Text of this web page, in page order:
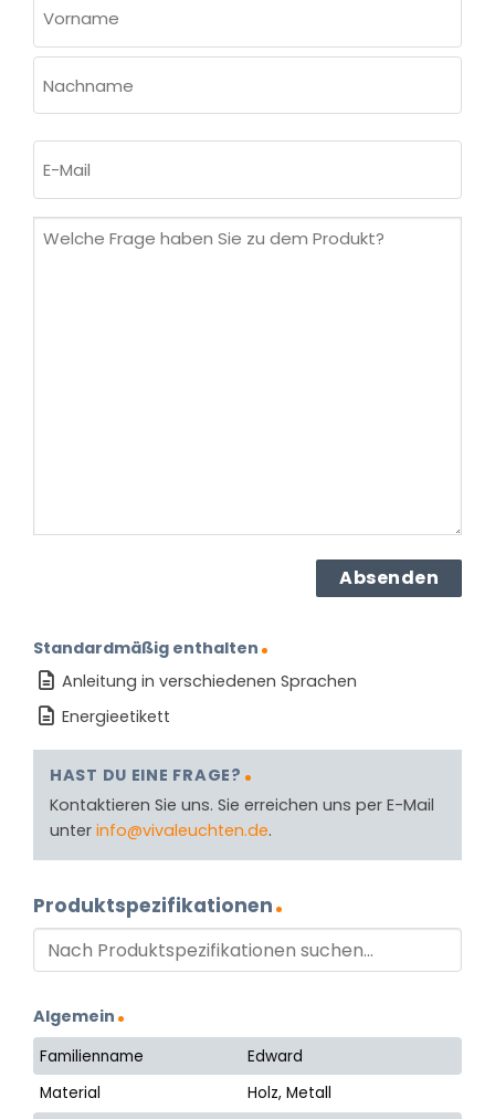
(ERFORDERLICH)
Vorname
Mail
Welche
Standardmäßig enthalten
Anleitung in verschiedenen Sprachen
Energieetikett
HAST DU EINE FRAGE?
Kontaktieren Sie uns. Sie erreichen uns per E-Mail
unter info@vivaleuchten.de.
Produktspezifikationen
Algemein
Familienname
Edward
Material
Holz, Metall